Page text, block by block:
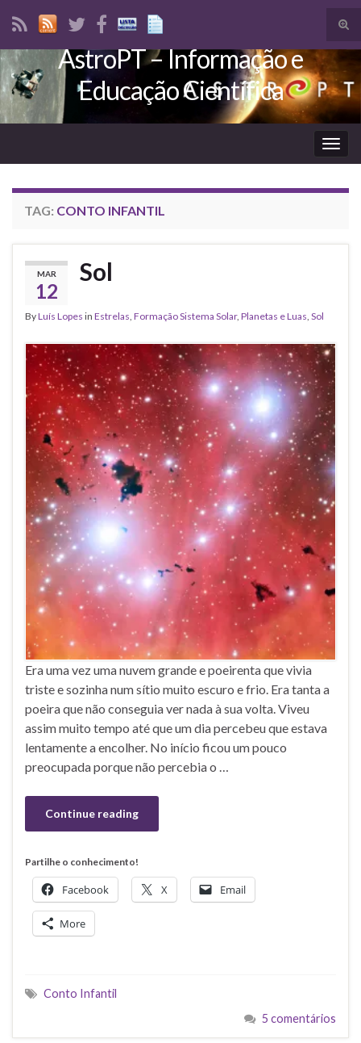
Search for:
AstroPT – Informação e
Educação Científica
TAG: CONTO INFANTIL
MAR
12
Sol
ByLuís Lopes in Estrelas, Formação Sistema Solar, Planetas e Luas, Sol
Era uma vez uma nuvem grande e poeirenta que vivia
triste e sozinha num sítio muito escuro e frio. Era tanta a
poeira que não conseguia ver nada à sua volta. Viveu
assim muito tempo até que um dia percebeu que estava
lentamente a encolher. No início ficou um pouco
preocupada porque não percebia o …
Continue reading
Partilhe o conhecimento!
Facebook X Email
More
Conto Infantil
5 comentários